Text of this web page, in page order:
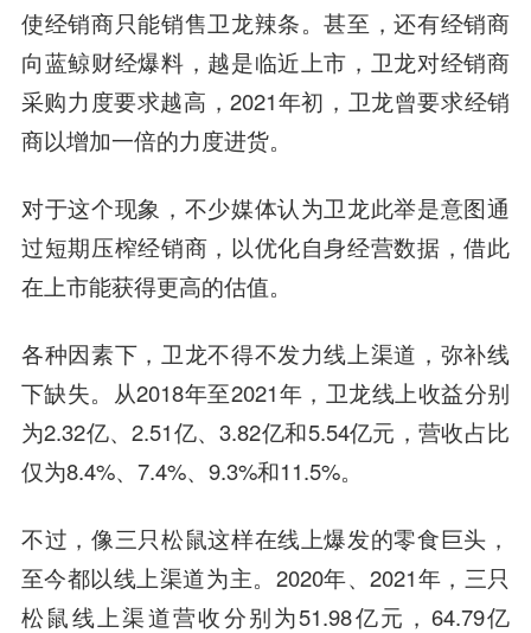
使经销商只能销售卫龙辣条。甚至，还有经销商
向蓝鲸财经爆料，越是临近上市，卫龙对经销商
采购力度要求越高，2021年初，卫龙曾要求经销
商以增加一倍的力度进货。
对于这个现象，不少媒体认为卫龙此举是意图通
过短期压榨经销商，以优化自身经营数据，借此
在上市能获得更高的估值。
各种因素下，卫龙不得不发力线上渠道，弥补线
下缺失。 从2018年至2021年，卫龙线上收益分别
为2.32亿、2.51亿、3.82亿和5.54亿元，营收占比
仅为8.4%、7.4%、9.3%和11.5%。
不过，像三只松鼠这样在线上爆发的零食巨头，
至今都以线上渠道为主。2020年、2021年，三只
松鼠线上渠道营收分别为51.98亿元，64.79亿